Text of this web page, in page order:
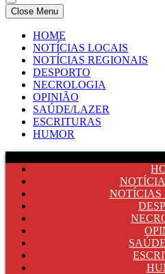
Comercio e Noticias
Notícias e Publicidade Online
Close Menu
HOME
NOTÍCIAS LOCAIS
NOTÍCIAS REGIONAIS
DESPORTO
NECROLOGIA
OPINIÃO
SAÚDE/LAZER
ESCRITURAS
HUMOR
NOTÍCIAS